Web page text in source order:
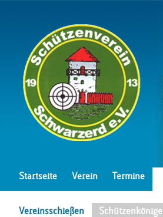
Startseite Verein Termine
Vereinsschießen Schützenkönige